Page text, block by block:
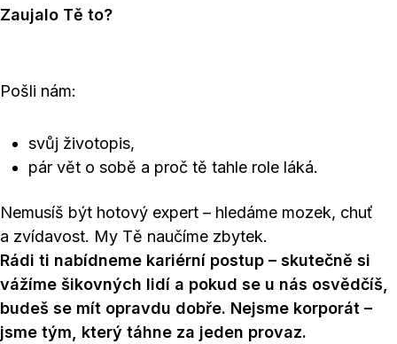
Zaujalo Tě to?
Pošli nám:
svůj životopis,
pár vět o sobě a proč tě tahle role láká.
Nemusíš být hotový expert – hledáme mozek, chuť
a zvídavost. My Tě naučíme zbytek.
Rádi ti nabídneme kariérní postup – skutečně si
vážíme šikovných lidí a pokud se u nás osvědčíš,
budeš se mít opravdu dobře. Nejsme korporát –
jsme tým, který táhne za jeden provaz.